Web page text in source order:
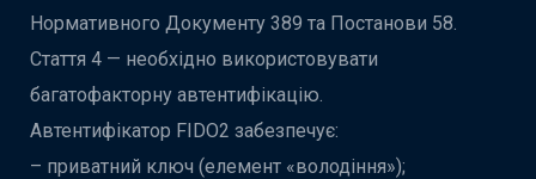
Нормативного Документу 389 та Постанови 58.
Стаття 4 — необхідно використовувати
багатофакторну автентифікацію.
Автентифікатор FIDO2 забезпечує:
– приватний ключ (елемент «володіння»);